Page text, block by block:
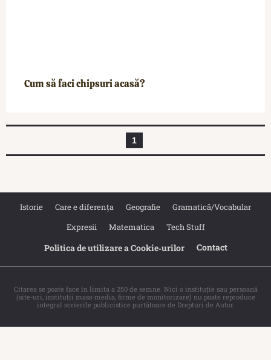
Cum să faci chipsuri acasă?
1
Istorie Care e diferența Geografie
Gramatică/Vocabular
Expresii
Matematica Tech Stuff
Politica de utilizare a Cookie‐urilor Contact
Citarea se poate face în limita a 250 de semne. Nici o instituţie sau persoană
(site-uri, instituţii mass-media, firme de monitorizare) nu poate reproduce
integral scrierile publicistice purtătoare de Drepturi de Autor.